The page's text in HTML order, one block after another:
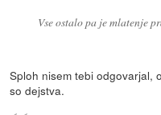
Vse ostalo pa je mlatenje
Sploh nisem tebi odgovarjal,
so dejstva.